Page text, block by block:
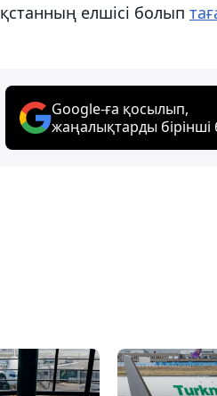
елшісі болып
Google-ға қосылып,
жаңалықтарды